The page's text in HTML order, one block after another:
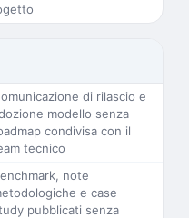
di rilascio e
modello senza
condivisa con il
tecnico
note
e case
pubblicati senza